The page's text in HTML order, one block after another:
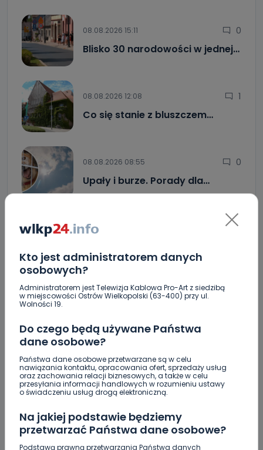
Kto jest administratorem danych
osobowych?
Administratorem jest Telewizja Kablowa Pro-Art z siedzibą
w miejscowości Ostrów Wielkopolski (63-400) przy ul.
Wolności 19.
Do czego będą używane Państwa
dane osobowe?
Państwa dane osobowe przetwarzane są w celu
nawiązania kontaktu, opracowania ofert, sprzedaży usług
oraz zachowania relacji biznesowych, a także w celu
przesyłania informacji handlowych w rozumieniu ustawy
o świadczeniu usług drogą elektroniczną.
Na jakiej podstawie będziemy
przetwarzać Państwa dane osobowe?
Podstawą prawną przetwarzania Państwa danych
08.08.2026 15:11 0
Blisko 30 narodowości w jednej…
08.08.2026 12:08 1
Co się stanie z bluszczem…
08.08.2026 08:55 0
Upały i burze. Porady dla…
Raulin, Witkowska, Marciniak, Kowalska. "Odyseja
Antonińska" dzień drugi [FOTO]
Auto rozbite na drzewie. Poszkodowani nie mogli z
niego wyjść [FOTO]
Nastolatek w szpitalu po zderzeniu osobówki z
motocyklem
fałszywego e-Urzędu Skarbowego
elektryzujących?
Jakość wody wróciła (prawie) do normy. Jest
komunikat sanepidu
Zatrzymany w Sośniach. Za połamane tablice
Nowe ustalenia w sprawie OZC. Kto spełnił warunki